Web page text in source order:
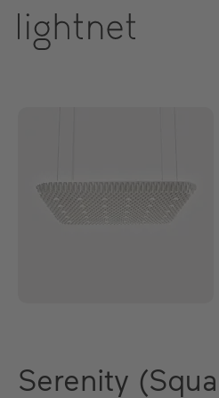
Serenity